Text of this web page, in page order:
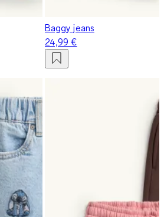
Baggy jeans
24,99 €